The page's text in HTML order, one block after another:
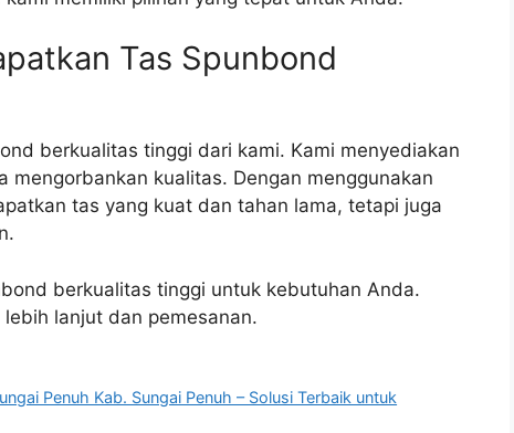
Tas Spunbond
berkualitas tinggi dari kami. Kami menyediakan
kualitas. Dengan menggunakan
tas yang kuat dan tahan lama, tetapi juga
berkualitas tinggi untuk kebutuhan Anda.
lanjut dan pemesanan.
Penuh Kab. Sungai Penuh – Solusi Terbaik untuk